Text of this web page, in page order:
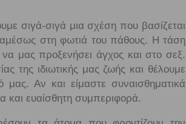
σιγά-σιγά μια σχέση που βασίζεται
στη φωτιά του πάθους. Η τάση
μας προξενήσει άγχος και στο σεξ.
της ιδιωτικής μας ζωής και θέλουμε
Αν και είμαστε συναισθηματικά
και ευαίσθητη συμπεριφορά.